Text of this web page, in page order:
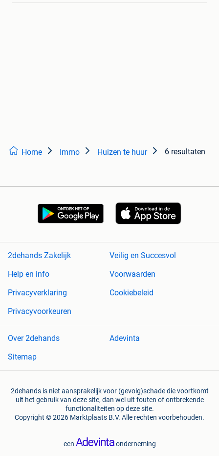
Home Immo Huizen te huur 6 resultaten
2dehands Zakelijk
Veilig en Succesvol
Help en info
Voorwaarden
Privacyverklaring
Cookiebeleid
Privacyvoorkeuren
Over 2dehands
Adevinta
Sitemap
2dehands is niet aansprakelijk voor (gevolg)schade die voortkomt
uit het gebruik van deze site, dan wel uit fouten of ontbrekende
functionaliteiten op deze site.
Copyright © 2026 Marktplaats B.V. Alle rechten voorbehouden.
een onderneming